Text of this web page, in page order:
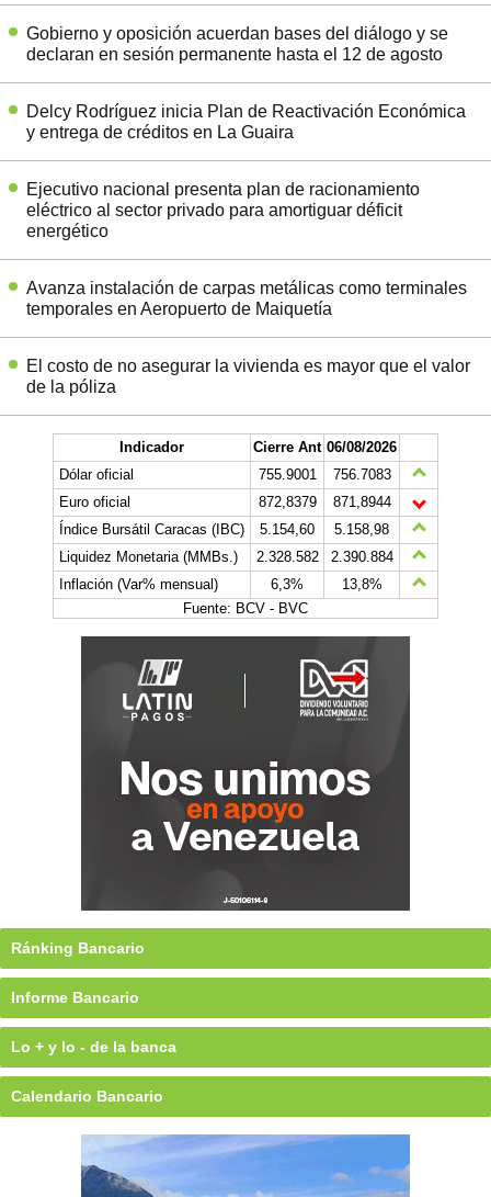
Gobierno y oposición acuerdan bases del diálogo y se
declaran en sesión permanente hasta el 12 de agosto
Delcy Rodríguez inicia Plan de Reactivación Económica
y entrega de créditos en La Guaira
Ejecutivo nacional presenta plan de racionamiento
eléctrico al sector privado para amortiguar déficit
energético
Avanza instalación de carpas metálicas como terminales
temporales en Aeropuerto de Maiquetía
El costo de no asegurar la vivienda es mayor que el valor
de la póliza
Indicador Cierre Ant 06/08/2026
Dólar oficial
755.9001
756.7083
Euro oficial
872,8379
871,8944
Índice Bursátil Caracas (IBC)
5.154,60
5.158,98
Liquidez Monetaria (MMBs.)
2.328.582
2.390.884
Inflación (Var% mensual)
6,3%
13,8%
Fuente: BCV - BVC
Ránking Bancario
Informe Bancario
Lo + y lo - de la banca
Calendario Bancario